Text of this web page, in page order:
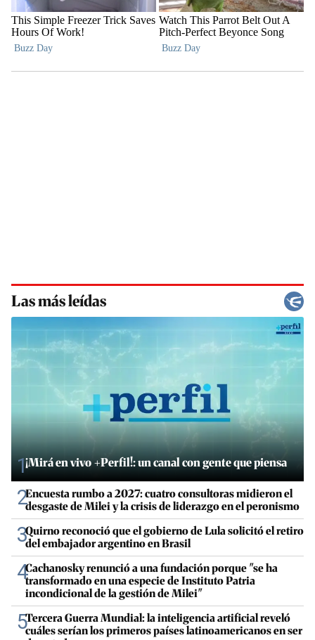
Las más leídas
1¡Mirá en vivo +Perfil!: un canal con gente que piensa
2Encuesta rumbo a 2027: cuatro consultoras midieron el
desgaste de Milei y la crisis de liderazgo en el peronismo
3Quirno reconoció que el gobierno de Lula solicitó el retiro
del embajador argentino en Brasil
4Cachanosky renunció a una fundación porque "se ha
transformado en una especie de Instituto Patria
incondicional de la gestión de Milei"
5Tercera Guerra Mundial: la inteligencia artificial reveló
cuáles serían los primeros países latinoamericanos en ser